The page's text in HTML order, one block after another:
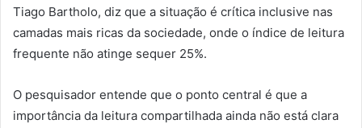
Tiago Bartholo, diz que a situação é crítica inclusive nas
camadas mais ricas da sociedade, onde o índice de leitura
frequente não atinge sequer 25%.
O pesquisador entende que o ponto central é que a
importância da leitura compartilhada ainda não está clara